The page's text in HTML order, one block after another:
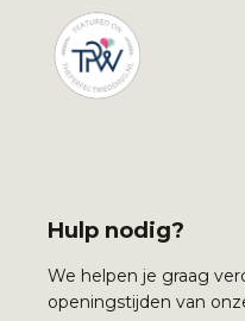
Hulp nodig?
We helpen je graag
openingstijden van